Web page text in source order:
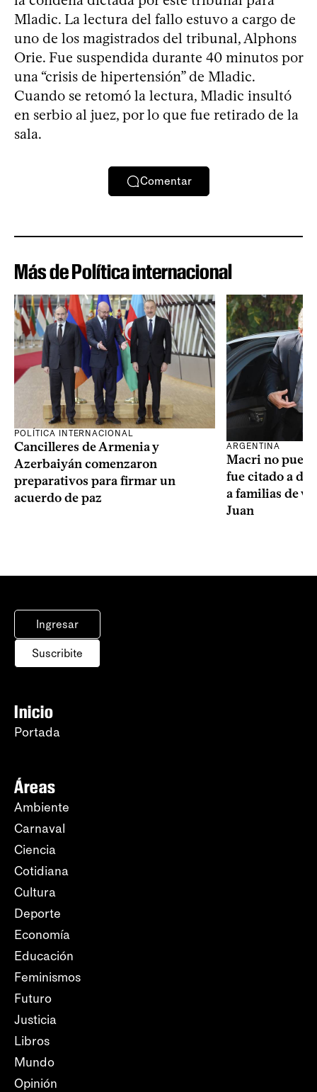
Mladic. La lectura del fallo estuvo a cargo de
uno de los magistrados del tribunal, Alphons
Orie. Fue suspendida durante 40 minutos por
una “crisis de hipertensión” de Mladic.
Cuando se retomó la lectura, Mladic insultó
en serbio al juez, por lo que fue retirado de la
sala.
Comentar
Más de Política internacional
POLÍTICA INTERNACIONAL
Cancilleres de Armenia y
Azerbaiyán comenzaron
preparativos para firmar un
acuerdo de paz
ARGENTINA
Macri no
fue citado a
a familias de
Juan
Ingresar
Suscribite
Inicio
Portada
Áreas
Ambiente
Carnaval
Ciencia
Cotidiana
Cultura
Deporte
Economía
Educación
Feminismos
Futuro
Justicia
Libros
Mundo
Opinión